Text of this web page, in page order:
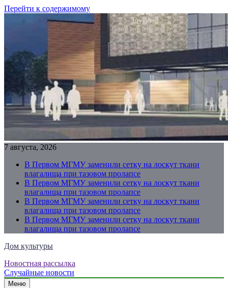
Перейти к содержимому
7 августа, 2026
В Первом МГМУ заменили сетку на лоскут ткани
влагалища при тазовом пролапсе
В Первом МГМУ заменили сетку на лоскут ткани
влагалища при тазовом пролапсе
В Первом МГМУ заменили сетку на лоскут ткани
влагалища при тазовом пролапсе
В Первом МГМУ заменили сетку на лоскут ткани
влагалища при тазовом пролапсе
Дом культуры
Just another WordPress site
Новостная рассылка
Случайные новости
Меню